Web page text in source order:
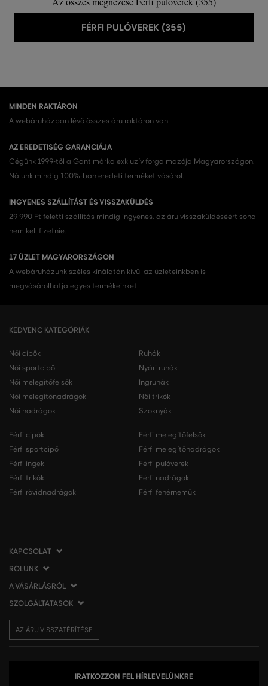
FÉRFI PULÓVEREK (355)
MINDEN RAKTÁRON
A webáruházban lévő összes áru raktáron van.
AZ EREDETISÉG GARANCIÁJA
Cégünk 1999-től a Gant márka exkluzív forgalmazója Magyarországon.
Nálunk mindig 100%-ban eredeti terméket vásárol.
INGYENES SZÁLLÍTÁST ÉS VISSZAKÜLDÉS
29 990 Ft feletti szállítás mindig ingyenes, az áru visszaküldéséért soha
nem kell fizetnie.
17 ÜZLET MAGYARORSZÁGON
A webáruházunk széles kínálatán kívül az üzleteinkben is
megvásárolhatja egyes termékeinket.
KEDVENC KATEGÓRIÁK
Női cipők
Női sportcipő
Női melegítőfelsők
Női melegítőnadrágok
Női nadrágok
Ruhák
Nyári ruhák
Ingruhák
Női trikók
Szoknyák
Férfi cipők
Férfi sportcipő
Férfi ingek
Férfi trikók
Férfi rövidnadrágok
Férfi melegítőfelsők
Férfi melegítőnadrágok
Férfi pulóverek
Férfi nadrágok
Férfi fehérneműk
KAPCSOLAT
VERMONT Services Slovakia s. r. o.
Vlčie hrdlo 53
tel.: 06 1 901 1901
info@eshopgant.hu
RÓLUNK
Cégünkről
Elérhetőség
Affiliate
A VÁSÁRLÁSRÓL
A vásárlás menete
Az áru visszatérítése/visszáru
Személyes adatok kezelése
SZOLGÁLTATASOK
Szállítás és fizetés
Ajándékutalványok
AZ ÁRU VISSZATÉRÍTÉSE
IRATKOZZON FEL HÍRLEVELÜNKRE